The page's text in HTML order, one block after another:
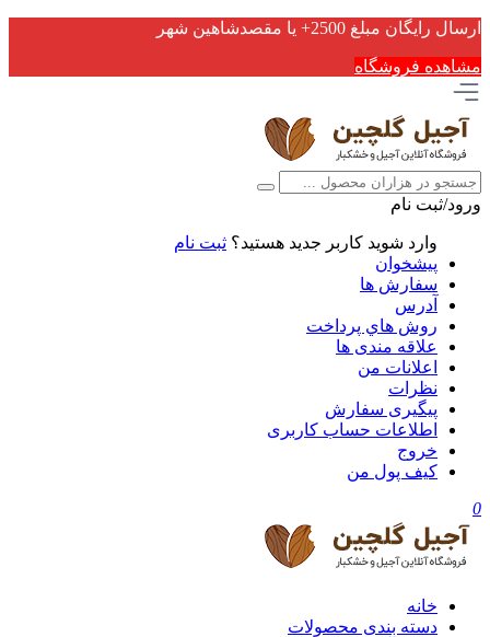
ارسال رایگان مبلغ 2500+ یا مقصدشاهین شهر
مشاهده فروشگاه
ورود/ثبت نام
وارد شوید کاربر جدید هستید؟ ثبت نام
پیشخوان
سفارش ها
آدرس
روش هاي پرداخت
علاقه مندی ها
اعلانات من
نظرات
پیگیری سفارش
اطلاعات حساب كاربری
خروج
کیف پول من
0
خانه
دسته بندی محصولات